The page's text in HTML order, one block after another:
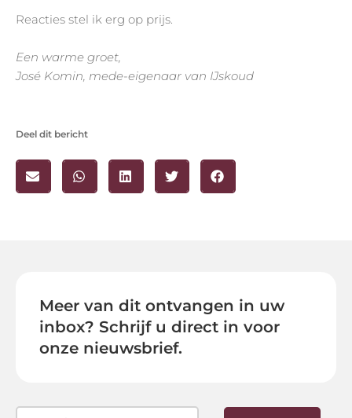
Reacties stel ik erg op prijs.
Een warme groet,
José Komin, mede-eigenaar van IJskoud
Deel dit bericht
Meer van dit ontvangen in uw
inbox? Schrijf u direct in voor
onze nieuwsbrief.